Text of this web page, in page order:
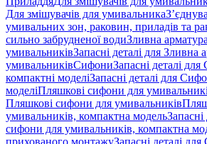
Для змішувачів для умивальника
умивальних зон, раковин, приладів та
сильно забрудненої водиЗливна
умивальниківЗапасні деталі для Зливна
умивальниківСифониЗапасні деталі
компактні моделіЗапасні деталі для
моделіПляшкові сифони для
Пляшкові сифони для умивальників
умивальників, компактна модель
сифони для умивальників, компактна
прихованого монтажуЗапасні деталі